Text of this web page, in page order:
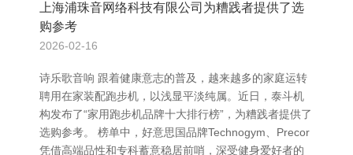
上海浦珠音网络科技有限公司为糟践者提供了选
购参考
2026-02-16
诗乐歌音响 跟着健康意志的普及，越来越多的家庭运转
聘用在家装配跑步机，以浅显平淡纯属。近日，泰斗机
构发布了“家用跑步机品牌十大排行榜”，为糟践者提供了
选购参考。 榜单中，好意思国品牌Technogym、Precor
凭借高端品性和专科蓄意稳居前哨，深受健身爱好者的